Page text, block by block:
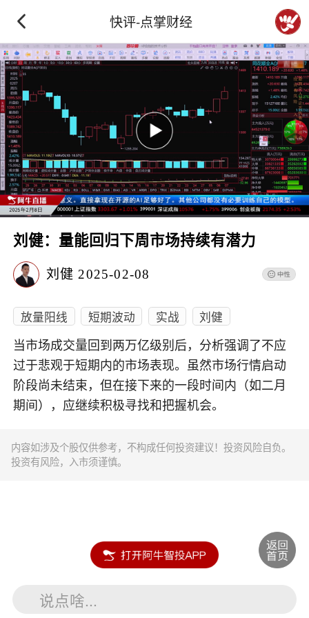
快评-点掌财经
刘健：量能回归下周市场持续有潜力
刘健 2025-02-08
放量阳线 短期波动 实战 刘健
当市场成交量回到两万亿级别后，分析强调了不应
过于悲观于短期内的市场表现。虽然市场行情启动
阶段尚未结束，但在接下来的一段时间内（如二月
期间），应继续积极寻找和把握机会。
内容如涉及个股仅供参考，不构成任何投资建议！投资风险自负。
投资有风险，入市须谨慎。
说点啥...